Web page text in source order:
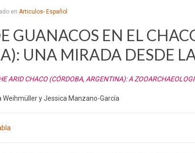
en Articulos- Español
GUANACOS EN EL
UNA MIRADA DESDE
ARID CHACO (CÓRDOBA, ARGENTINA): A
Weihmüller y Jessica Manzano-García